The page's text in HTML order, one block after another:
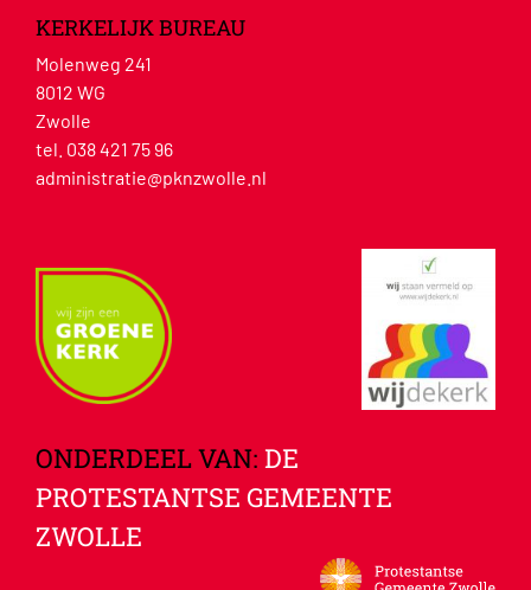
KERKELIJK BUREAU
Molenweg 241
8012 WG
Zwolle
tel. 038 421 75 96
administratie@pknzwolle.nl
ONDERDEEL VAN: DE
PROTESTANTSE GEMEENTE
ZWOLLE